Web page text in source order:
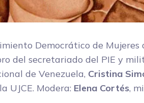
Democrático de
del secretariado del PIE y
de Venezuela, Cristina
UJCE. Modera: Elena Cortés,